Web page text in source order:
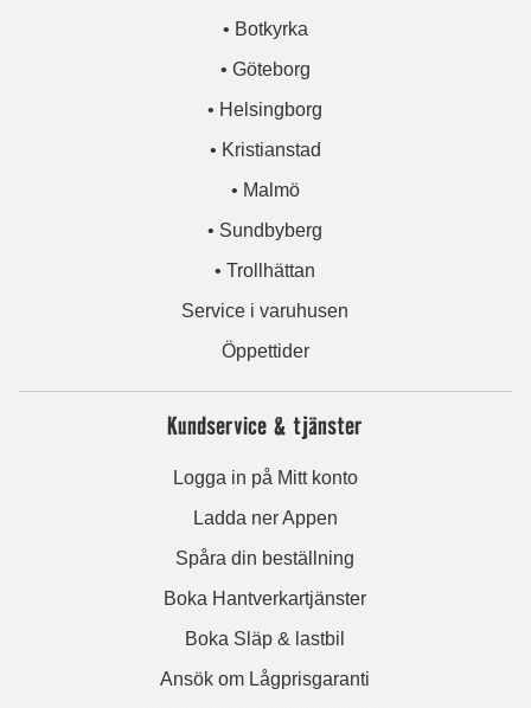
• Botkyrka
• Göteborg
• Helsingborg
• Kristianstad
• Malmö
• Sundbyberg
• Trollhättan
Service i varuhusen
Öppettider
Kundservice & tjänster
Logga in på Mitt konto
Ladda ner Appen
Spåra din beställning
Boka Hantverkartjänster
Boka Släp & lastbil
Ansök om Lågprisgaranti